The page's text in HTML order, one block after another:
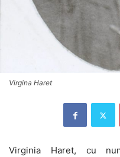
Virgina Haret
Virginia Haret, cu